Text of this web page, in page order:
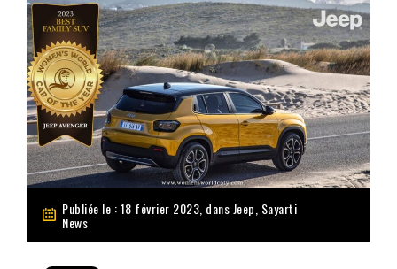
Publiée le : 18 février 2023, dans Jeep Sayarti
News